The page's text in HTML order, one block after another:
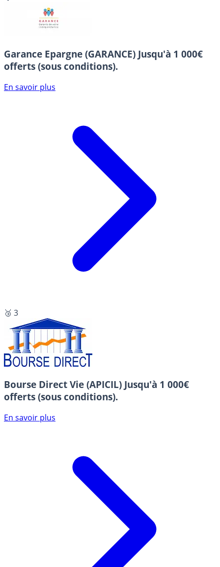
Garance Epargne (GARANCE) Jusqu'à 1 000€
offerts (sous conditions).
En savoir plus
🥉 3
Bourse Direct Vie (APICIL) Jusqu'à 1 000€
offerts (sous conditions).
En savoir plus